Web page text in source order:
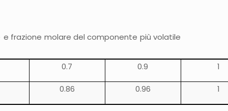
frazione molare del componente più volatile
0.7 0.9 1
0.86 0.96 1